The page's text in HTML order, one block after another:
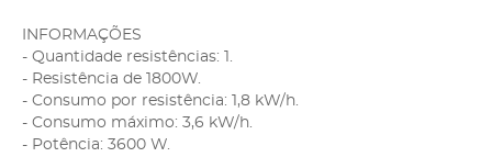
INFORMAÇÕES
- Quantidade resistências: 1.
- Resistência de 1800W.
- Consumo por resistência: 1,8 kW/h.
- Consumo máximo: 3,6 kW/h.
- Potência: 3600 W.